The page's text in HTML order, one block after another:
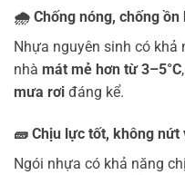
🌧️ Chống nóng, chống ồn
Nhựa nguyên sinh có khả
nhà mát mẻ hơn từ 3–5°C
mưa rơi đáng kể.
🧱 Chịu lực tốt, không nứt
Ngói nhựa có khả năng